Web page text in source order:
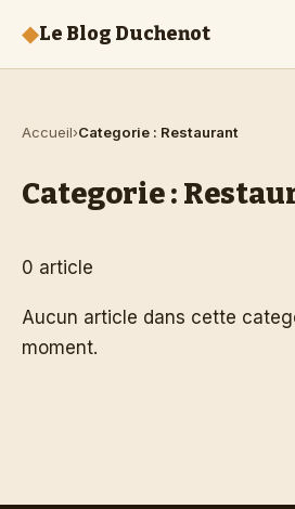
◆Le Blog Duchenot
Accueil Categorie : Restaurant
Categorie :
0 article
Aucun article dans cette
moment.